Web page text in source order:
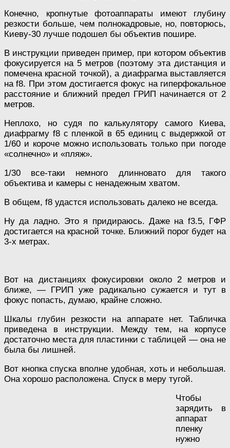
Конечно, кропнутые фотоаппараты имеют глубину
резкости больше, чем полнокадровые, но, повторюсь,
Киеву-30 лучше подошел бы объектив пошире.
В инструкции приведен пример, при котором объектив
фокусируется на 5 метров (поэтому эта дистанция и
помечена красной точкой), а диафрагма выставляется
на f8. При этом достигается фокус на гиперфокальное
расстояние и ближний предел ГРИП начинается от 2
метров.
Неплохо, но судя по калькулятору самого Киева,
диафрагму f8 с пленкой в 65 единиц с выдержкой от
1/60 и короче можно использовать только при погоде
«солнечно» и «пляж».
1/30 все-таки немного длинновато для такого
объектива и камеры с ненадежным хватом.
В общем, f8 удастся использовать далеко не всегда.
Ну да ладно. Это я придираюсь. Даже на f3.5, ГФР
достигается на красной точке. Ближний порог будет на
3-х метрах.
Вот на дистанциях фокусировки около 2 метров и
ближе, — ГРИП уже радикально сужается и тут в
фокус попасть, думаю, крайне сложно.
Шкалы глубин резкости на аппарате нет. Табличка
приведена в инструкции. Между тем, на корпусе
достаточно места для пластинки с таблицей — она не
была бы лишней.
Вот кнопка спуска вполне удобная, хоть и небольшая.
Она хорошо расположена. Спуск в меру тугой.
Чтобы
зарядить в
аппарат
пленку
нужно